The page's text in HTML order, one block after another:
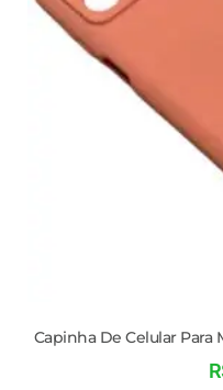
Capinha De Celular Para